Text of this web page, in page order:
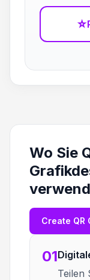
☆
Wo Sie
Create QR
01
Teilen